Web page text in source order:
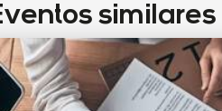
similares